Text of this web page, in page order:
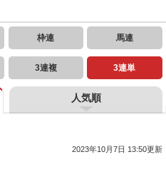
枠連 馬連
3連複 3連単
人気順
2023年10月7日 13:50更新